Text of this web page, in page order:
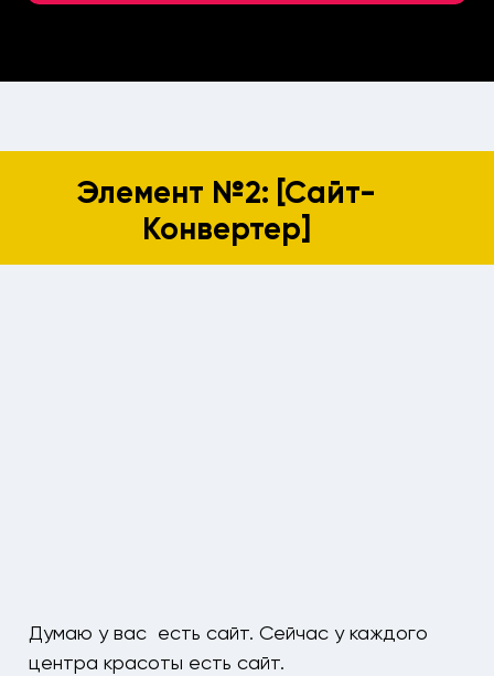
Думаю у вас есть сайт. Сейчас у каждого
центра красоты есть сайт.
Элемент №2: [Сайт-
Конвертер]